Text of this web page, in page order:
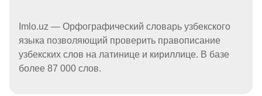
Imlo.uz — Орфографический словарь узбекского
языка позволяющий проверить правописание
узбекских слов на латинице и кириллице. В базе
более 87 000 слов.